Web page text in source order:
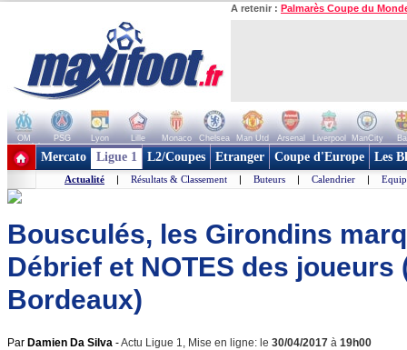
A retenir : Palmarès Coupe du
OM PSG Lyon Lille Monaco Chelsea Man Utd Arsenal Liverpool ManCity
+ de clubs
Mercato Ligue 1 L2/Coupes Etranger Coupe d'Europe Les
Actualité | Résultats & Classement | Buteurs | Calendrier |
Bousculés, les Girondins
Débrief et NOTES des joueurs
Bordeaux)
Par Damien Da Silva -Actu Ligue 1, Mise en ligne: le 30/04/2017 à 19h00